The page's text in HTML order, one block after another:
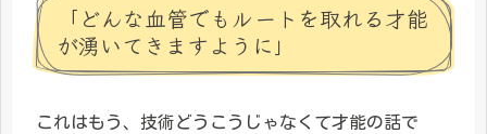
「どんな血管でもルートを取れる才能
が湧いてきますように」
これはもう、技術どうこうじゃなくて才能の話で